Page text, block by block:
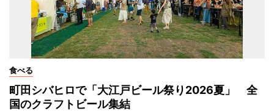
食べる
町田シバヒロで「大江戸ビール祭り2026夏」 全
国のクラフトビール集結